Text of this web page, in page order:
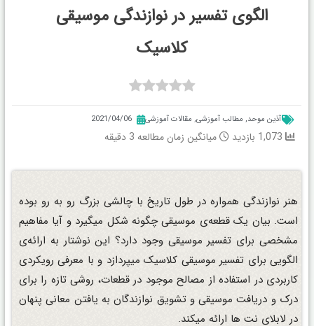
الگوی تفسیر در نوازندگی موسیقی
کلاسیک
آذین موحد, مطالب آموزشی, مقالات آموزشی 2021/04/06
میانگین زمان مطالعه 3 دقیقه
هنر نوازندگی همواره در طول تاریخ با چالشی بزرگ رو به رو بوده
است. بیان یک قطعه‌‌ی موسیقی چگونه شکل میگیرد و آیا مفاهیم
مشخصی برای تفسیر موسیقی وجود دارد؟ این نوشتار به ارائه‌‌ی
الگویی برای تفسير موسيقی کلاسیک ميپردازد و با معرفی رویکردی
کاربردی در استفاده از مصالح موجود در قطعات، روشی تازه را برای
درک و دریافت موسیقی و تشویق نوازندگان به یافتن معانی پنهان
در لابلای نت ها ارائه میکند.